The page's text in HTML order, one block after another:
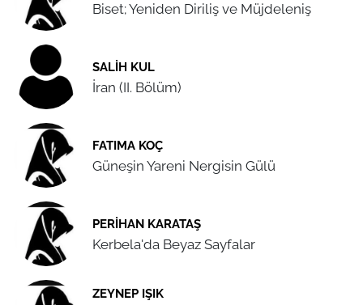
Biset; Yeniden Diriliş ve Müjdeleniş
SALIH KUL
İran (II. Bölüm)
FATIMA KOÇ
Güneşin Yareni Nergisin Gülü
PERIHAN KARATAŞ
Kerbela'da Beyaz Sayfalar
ZEYNEP IŞIK